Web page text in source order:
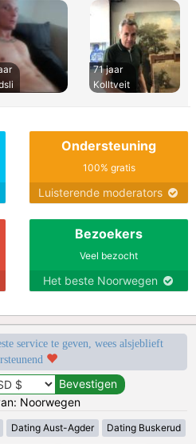
71 jaar
Kolltveit
Ondersteuning
100% gratis
Luisterende moderators
Bezoekers
Veel bezocht
Het beste Noorwegen
service te geven, wees alsjeblieft
Noorwegen
Dating Aust-Agder Dating Buskerud